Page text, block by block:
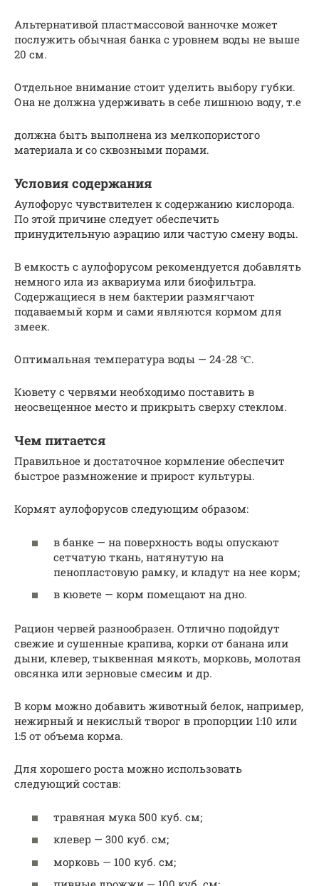
Альтернативой пластмассовой ванночке может
послужить обычная банка с уровнем воды не выше
20 см.
Отдельное внимание стоит уделить выбору губки.
Она не должна удерживать в себе лишнюю воду, т.е
должна быть выполнена из мелкопористого
материала и со сквозными порами.
Условия содержания
Аулофорус чувствителен к содержанию кислорода.
По этой причине следует обеспечить
принудительную аэрацию или частую смену воды.
В емкость с аулофорусом рекомендуется добавлять
немного ила из аквариума или биофильтра.
Содержащиеся в нем бактерии размягчают
подаваемый корм и сами являются кормом для
змеек.
Оптимальная температура воды — 24-28 ℃.
Кювету с червями необходимо поставить в
неосвещенное место и прикрыть сверху стеклом.
Чем питается
Правильное и достаточное кормление обеспечит
быстрое размножение и прирост культуры.
Кормят аулофорусов следующим образом:
в банке — на поверхность воды опускают
сетчатую ткань, натянутую на
пенопластовую рамку, и кладут на нее корм;
в кювете — корм помещают на дно.
Рацион червей разнообразен. Отлично подойдут
свежие и сушенные крапива, корки от банана или
дыни, клевер, тыквенная мякоть, морковь, молотая
овсянка или зерновые смесим и др.
В корм можно добавить животный белок, например,
нежирный и некислый творог в пропорции 1:10 или
1:5 от объема корма.
Для хорошего роста можно использовать
следующий состав:
травяная мука 500 куб. см;
клевер — 300 куб. см;
морковь — 100 куб. см;